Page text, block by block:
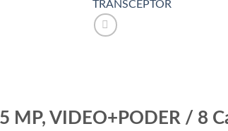
TRANSCEPTOR
MP, VIDEO+PODER / 8